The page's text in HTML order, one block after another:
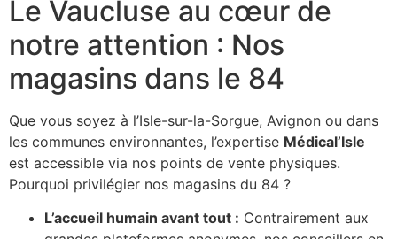
Le Vaucluse au cœur de
notre attention : Nos
magasins dans le 84
Que vous soyez à l’Isle-sur-la-Sorgue, Avignon ou dans
les communes environnantes, l’expertise Médical’Isle
est accessible via nos points de vente physiques.
Pourquoi privilégier nos magasins du 84 ?
L’accueil humain avant tout : Contrairement aux